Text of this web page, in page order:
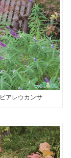
アレウカンサ